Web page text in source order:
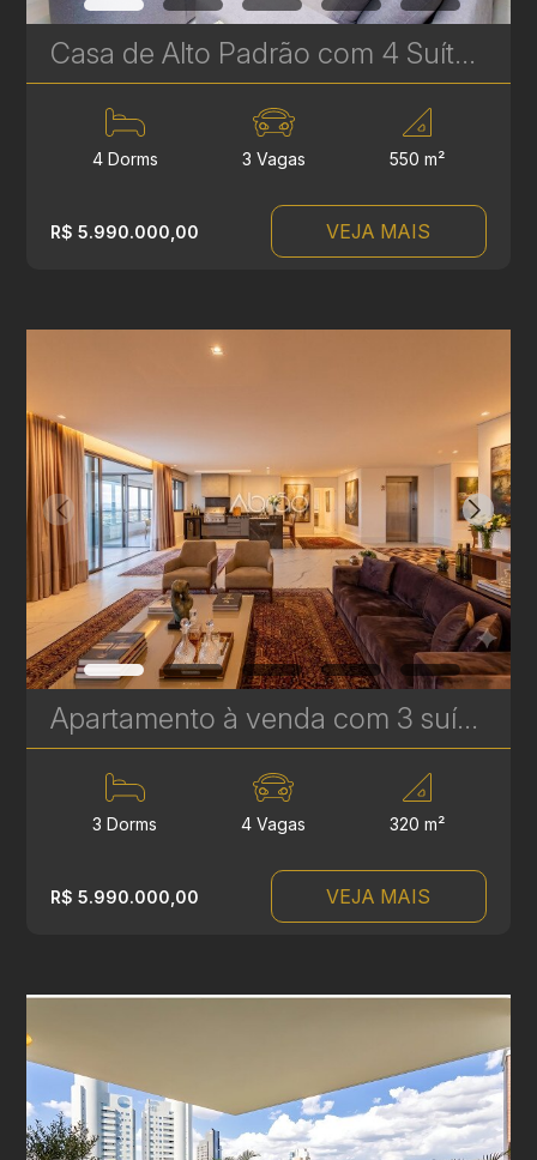
Casa de Alto Padrão com 4 Suítes à Venda no Paysage Provence – 550 m² de Luxo no Ecoville | Ref 369
4 Dorms 3 Vagas 550 m²
R$ 5.990.000,00 VEJA MAIS
Apartamento à venda com 3 suítes no Ecoville - 320 m² - Experience Plaenge | Ref. 1794
3 Dorms 4 Vagas 320 m²
R$ 5.990.000,00 VEJA MAIS